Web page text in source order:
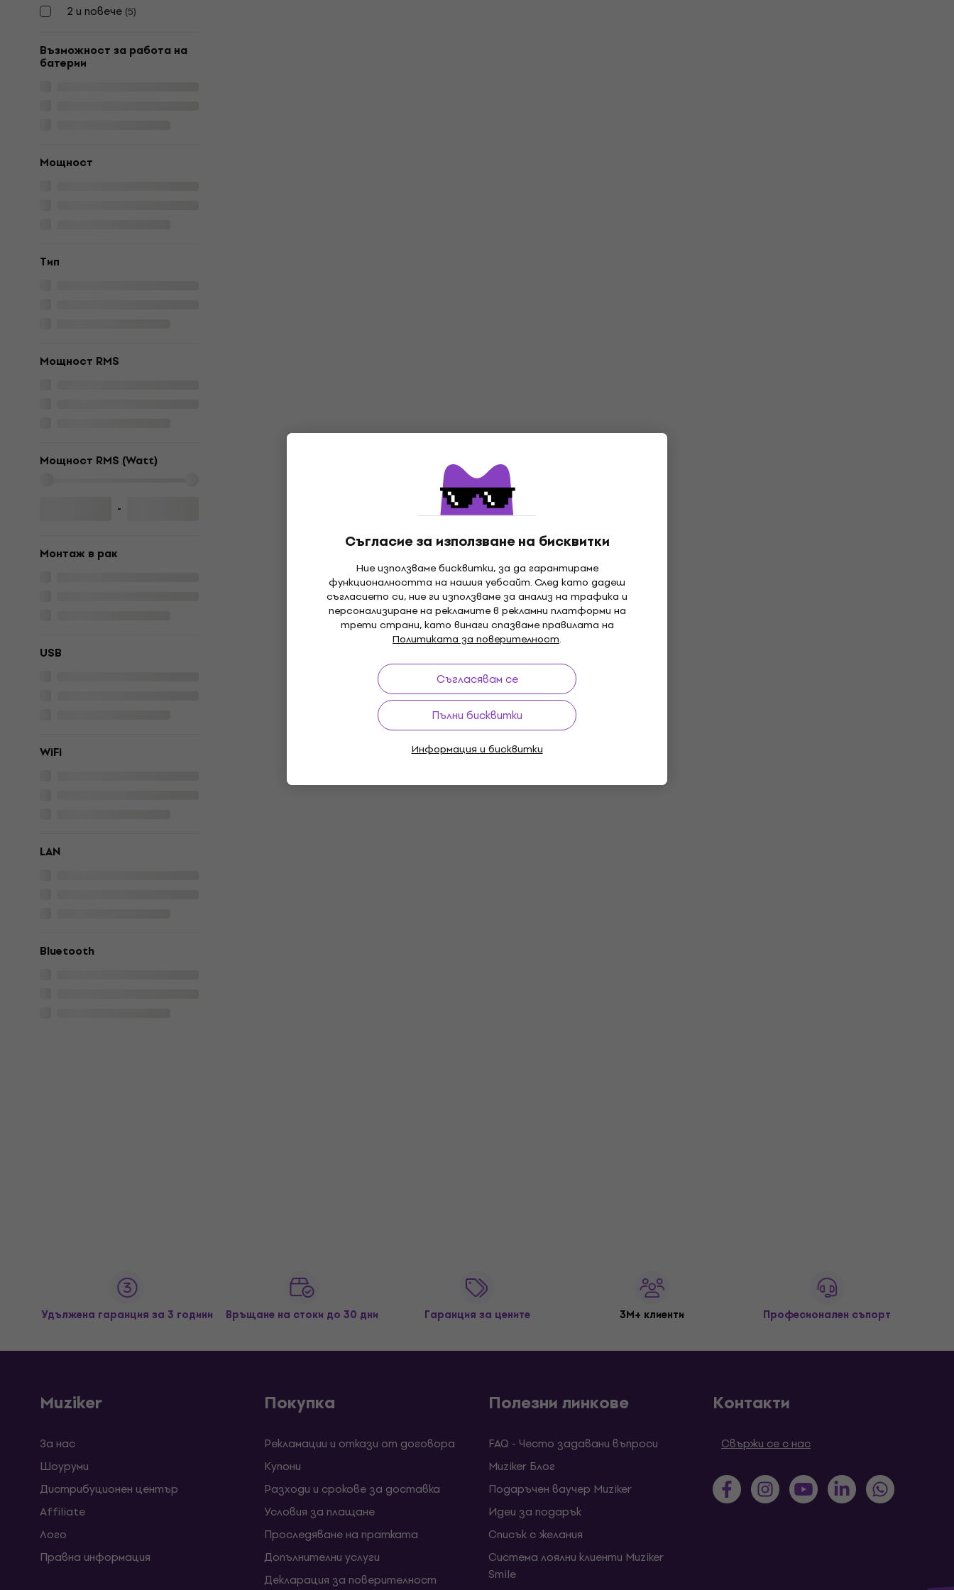
Съгласие за използване на бисквитки
Ние използваме бисквитки, за да гарантираме
функционалността на нашия уебсайт. След като дадеш
съгласието си, ние ги използваме за анализ на трафика и
персонализиране на рекламите в рекламни платформи на
трети страни, като винаги спазваме правилата на
Политиката за поверителност.
Съгласявам се
Пълни бисквитки
Информация и бисквитки
2 и повече (5)
Възможност за работа на
батерии
Мощност
Tип
Мощност RMS
Мощност RMS (Watt)
-
Монтаж в рaк
USB
WiFi
LAN
Bluetooth
Удължена гаранция за 3 години Връщане на стоки до 30 дни Гаранция за цените 3M+ клиенти Професионален съпорт
Muziker
За нас
Шоуруми
Дистрибуционен център
Affiliate
Лого
Правна информация
Покупка
Рекламации и откази от договора
Kупони
Разходи и срокове за доставка
Условия за плащане
Проследяване на пратката
Допълнителни услуги
Декларация за поверителност
Полезни линкове
FAQ - Често задавани въпроси
Muziker Блог
Подаръчен ваучер Muziker
Идеи за подарък
Списък с желания
Система лоялни клиенти Muziker
Smile
Контакти
Свържи се с нас